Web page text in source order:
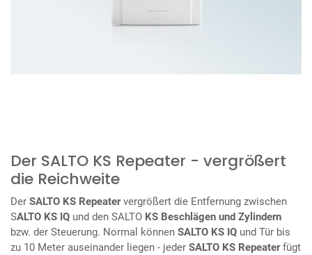
Der SALTO KS Repeater - vergrößert
die Reichweite
Der SALTO KS Repeatervergrößert die Entfernung zwischen
SALTO KS IQ und den SALTO KS Beschlägen und Zylindern
bzw. der Steuerung. Normal können SALTO KS IQ und Tür bis
zu 10 Meter auseinander liegen - jeder SALTO KS Repeaterfügt